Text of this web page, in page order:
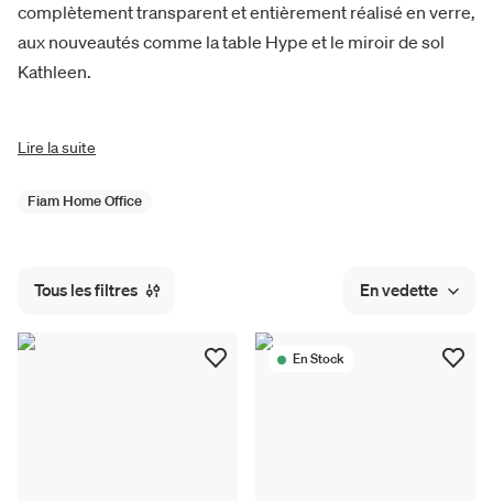
complètement transparent et entièrement réalisé en verre,
aux nouveautés comme la table Hype et le miroir de sol
Kathleen.
Lire la suite
Fiam Home Office
Tous les filtres En vedette
En Stock